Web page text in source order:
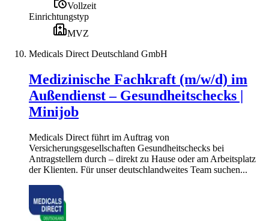
Vollzeit
Einrichtungstyp
MVZ
Medicals Direct Deutschland GmbH
Medizinische Fachkraft (m/w/d) im
Außendienst – Gesundheitschecks |
Minijob
Medicals Direct führt im Auftrag von
Versicherungsgesellschaften Gesundheitschecks bei
Antragstellern durch – direkt zu Hause oder am Arbeitsplatz
der Klienten. Für unser deutschlandweites Team suchen...